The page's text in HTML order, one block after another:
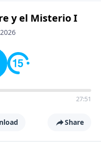
y el Misterio I
27:51
Share